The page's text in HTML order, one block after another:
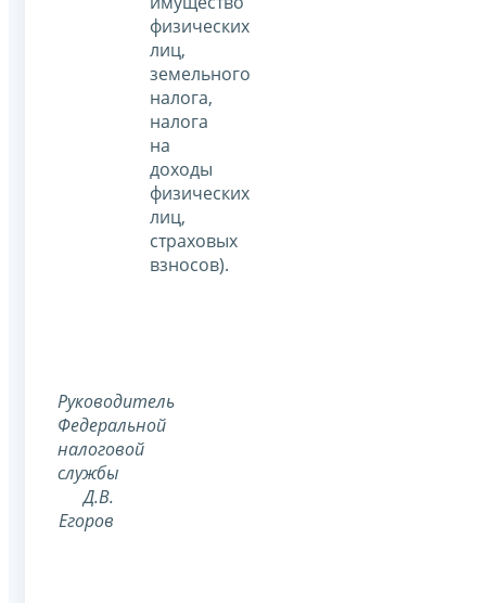
физических
лиц,
земельного
налога,
налога
на
доходы
физических
лиц,
страховых
взносов).
Руководитель
Федеральной
налоговой
службы
Д.В.
Егоров